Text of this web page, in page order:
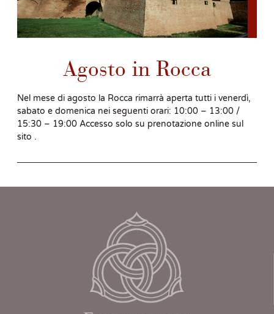
Agosto in Rocca
Nel mese di agosto la Rocca rimarrà aperta tutti i venerdì,
sabato e domenica nei seguenti orari: 10:00 – 13:00 /
15:30 – 19:00 Accesso solo su prenotazione online sul
sito .